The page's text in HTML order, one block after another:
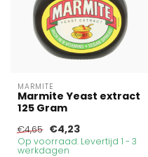
MARMITE
Marmite Yeast extract
125 Gram
€4,65 €4,23
Op voorraad. Levertijd 1 - 3
werkdagen